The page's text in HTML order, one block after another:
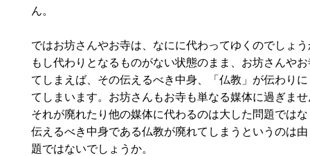
ん。
ではお坊さんやお寺は、なにに代わってゆくのでしょ
もし代わりとなるものがない状態のまま、お坊さんや
てしまえば、その伝えるべき中身、「仏教」が伝わり
てしまいます。お坊さんもお寺も単なる媒体に過ぎま
それが廃れたり他の媒体に代わるのは大した問題では
伝えるべき中身である仏教が廃れてしまうというのは
題ではないでしょうか。